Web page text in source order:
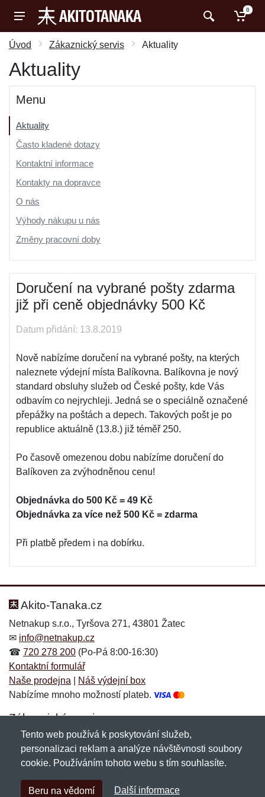
0
Úvod Zákaznický servis Aktuality
Aktuality
Menu
Aktuality
Často kladené dotazy
Kontaktní informace
Kontakty na dopravce
O nás
Výhody nákupu u nás
Změny pracovní doby
Doručení na vybrané pošty zdarma
již při ceně objednávky 500 Kč
Datum přidání: 13.8.2019
Nově nabízíme doručení na vybrané pošty, na kterých
naleznete výdejní místa Balíkovna. Balíkovna je nový
standard obsluhy služeb od České pošty, kde Vás
odbavím co nejrychleji. Jedná se o speciálně označené
přepážky na poštách a depech. Takových pošt je po
republice aktuálně (13.8.) již téměř 250.
Po časově omezenou dobu nabízíme doručení do
Balíkoven za zvýhodněnou cenu!
Objednávka do 500 Kč = 49 Kč
Objednávka za více než 500 Kč = zdarma
Při platbě předem i na dobírku.
Akito-Tanaka.cz
Netnakup s.r.o., Tyršova 271, 43801 Žatec
✉ info@netnakup.cz
☎ 720 278 200 (Po-Pá 8:00-16:30)
Kontaktní formulář
Naše prodejna
Náš výdejní box
Nabízíme mnoho možností plateb.
Zákaznický servis
Novinky emailem
Copyright © 2007-2026 (19 let s vámi)Netnakup.cz
Tento web používá k poskytování služeb,
personalizaci reklam a analýze návštěvnosti soubory
cookie. Používáním tohoto webu s tím souhlasíte.
Beru na vědomí Další informace